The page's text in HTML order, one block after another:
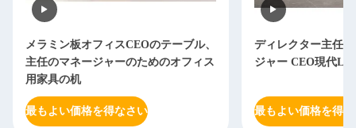
メラミン板オフィスCEOのテーブル、
主任のマネージャーのためのオフィス
用家具の机
最もよい価格を得なさい
ディレクター主任
ジャー CEO現代L
最もよい価格を得